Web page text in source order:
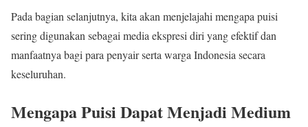
Pada bagian selanjutnya, kita akan menjelajahi mengapa puisi
sering digunakan sebagai media ekspresi diri yang efektif dan
manfaatnya bagi para penyair serta warga Indonesia secara
keseluruhan.
Mengapa Puisi Dapat Menjadi Medium